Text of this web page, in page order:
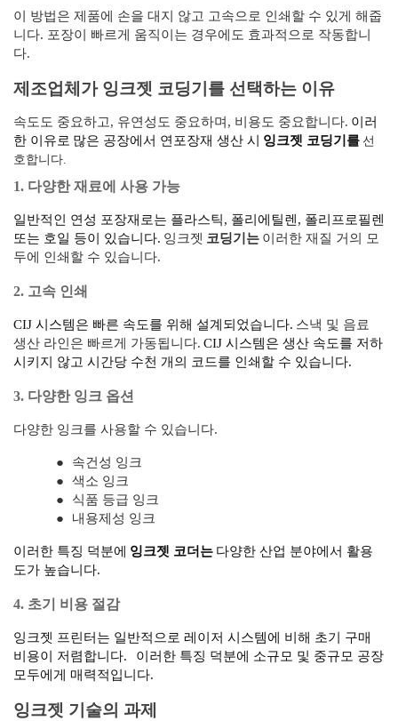
이 방법은 제품에 손을 대지 않고 고속으로 인쇄할 수 있게 해줍
니다. 포장이 빠르게 움직이는 경우에도 효과적으로 작동합니
다.
제조업체가 잉크젯 코딩기를 선택하는 이유
속도도 중요하고, 유연성도 중요하며, 비용도 중요합니다. 이러
한 이유로 많은 공장에서 연포장재 생산 시 잉크젯 코딩기를 선
호합니다.
1. 다양한 재료에 사용 가능
일반적인 연성 포장재로는 플라스틱, 폴리에틸렌, 폴리프로필렌
또는 호일 등이 있습니다. 잉크젯 코딩기는 이러한 재질 거의 모
두에 인쇄할 수 있습니다.
2. 고속 인쇄
CIJ 시스템은 빠른 속도를 위해 설계되었습니다. 스낵 및 음료
생산 라인은 빠르게 가동됩니다. CIJ 시스템은 생산 속도를 저하
시키지 않고 시간당 수천 개의 코드를 인쇄할 수 있습니다.
3. 다양한 잉크 옵션
다양한 잉크를 사용할 수 있습니다.
●
속건성 잉크
●
색소 잉크
●
식품 등급 잉크
●
내용제성 잉크
이러한 특징 덕분에 잉크젯 코더는 다양한 산업 분야에서 활용
도가 높습니다.
4. 초기 비용 절감
잉크젯 프린터는 일반적으로 레이저 시스템에 비해 초기 구매
비용이 저렴합니다.
이러한 특징 덕분에 소규모 및 중규모 공장
모두에게 매력적입니다.
잉크젯 기술의 과제